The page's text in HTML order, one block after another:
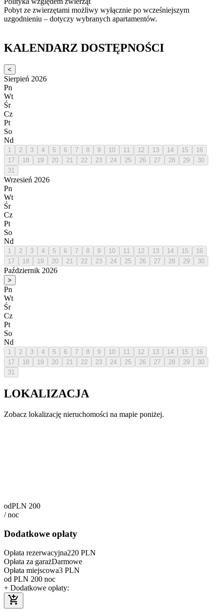
Pobyt ze zwierzętami możliwy wyłącznie po wcześniejszym
uzgodnieniu – dotyczy wybranych apartamentów.
KALENDARZ DOSTĘPNOŚCI
<
Sierpień 2026
Pn
Wt
Śr
Cz
Pt
So
Nd
1 2 3 4 5 6 7 8 9 10 11 12 13 14 15
16
17
18 19 20 21 22 23 24 25 26 27 28 29
30
31
Wrzesień 2026
Pn
Wt
Śr
Cz
Pt
So
Nd
1 2 3 4 5 6 7 8 9 10 11 12 13 14 15
16
17
18 19 20 21 22 23 24 25 26 27 28 29 30
Październik 2026
>
Pn
Wt
Śr
Cz
Pt
So
Nd
1 2 3 4 5 6 7 8 9 10 11 12 13 14 15
16
17
18 19 20 21 22 23 24 25 26 27 28 29
30
31
LOKALIZACJA
Zobacz lokalizację nieruchomości na mapie poniżej.
odPLN 200
/noc
Dodatkowe opłaty
Opłata rezerwacyjna220 PLN
Opłata za garażDarmowe
Opłata miejscowa3 PLN
od PLN 200 noc
+ Dodatkowe opłaty: